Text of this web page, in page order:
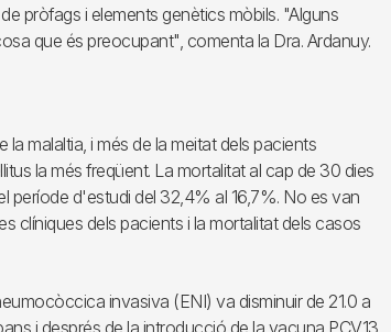
pròfags i elements genètics mòbils. "Alguns
que és preocupant", comenta la Dra. Ardanuy.
malaltia, i més de la meitat dels pacients
la més freqüent. La mortalitat al cap de 30 dies
període d'estudi del 32,4% al 16,7%. No es van
clíniques dels pacients i la mortalitat dels casos
invasiva (ENI) va disminuir de 21.0 a
i després de la introducció de la vacuna PCV13,